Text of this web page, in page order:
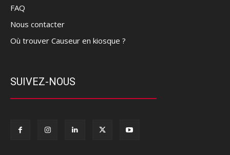
FAQ
Nous contacter
Où trouver Causeur en kiosque ?
SUIVEZ-NOUS